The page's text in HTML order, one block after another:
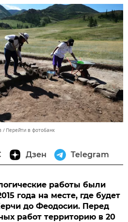
Перейти в фотобанк
Дзен Telegram
работы были
года на месте, где будет
до Феодосии. Перед
работ территорию в 20